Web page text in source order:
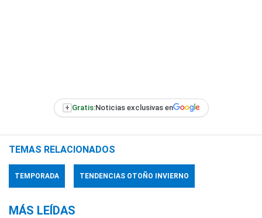
+ Gratis:Noticias exclusivas en
TEMAS RELACIONADOS
TEMPORADA TENDENCIAS OTOÑO INVIERNO
MÁS LEÍDAS